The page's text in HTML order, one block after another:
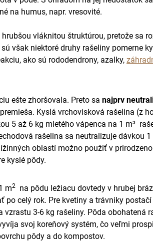
na humus, napr. vresovité.
vláknitou štruktúrou, pretože sa
však niektoré druhy rašeliny pomerne
ako sú rododendrony, azalky,
ešte zhoršovala. Preto sa najprv
Kyslá vrchovisková rašelina (z
5 až 6 kg mletého vápenca na 1 m³
rašelina sa neutralizuje dávkou
oblastí možno použiť v
kyslé pôdy.
m2
na pôdu ležiacu dovtedy v hrubej
po celý rok. Pre kvetiny a trávniky
3-6 kg rašeliny. Pôda obohatená
svoj koreňový systém, čo veľmi
pôdy a do kompostov.